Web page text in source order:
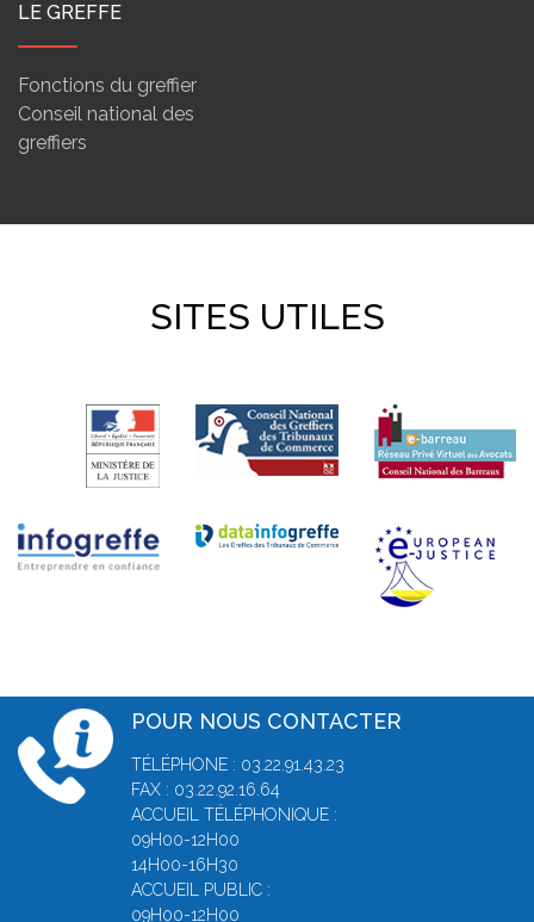
LE GREFFE
Fonctions du greffier
Conseil national des
greffiers
SITES UTILES
POUR NOUS CONTACTER
TÉLÉPHONE : 03.22.91.43.23
FAX : 03.22.92.16.64
ACCUEIL TÉLÉPHONIQUE :
09H00-12H00
14H00-16H30
ACCUEIL PUBLIC :
09H00-12H00